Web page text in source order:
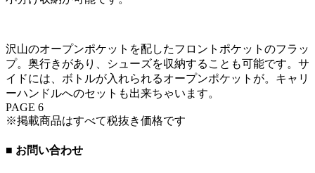
沢山のオープンポケットを配したフロントポケットのフラッ
プ。奥行きがあり、シューズを収納することも可能です。サ
イドには、ボトルが入れられるオープンポケットが。キャリ
ーハンドルへのセットも出来ちゃいます。
PAGE 6
※掲載商品はすべて税抜き価格です
■ お問い合わせ